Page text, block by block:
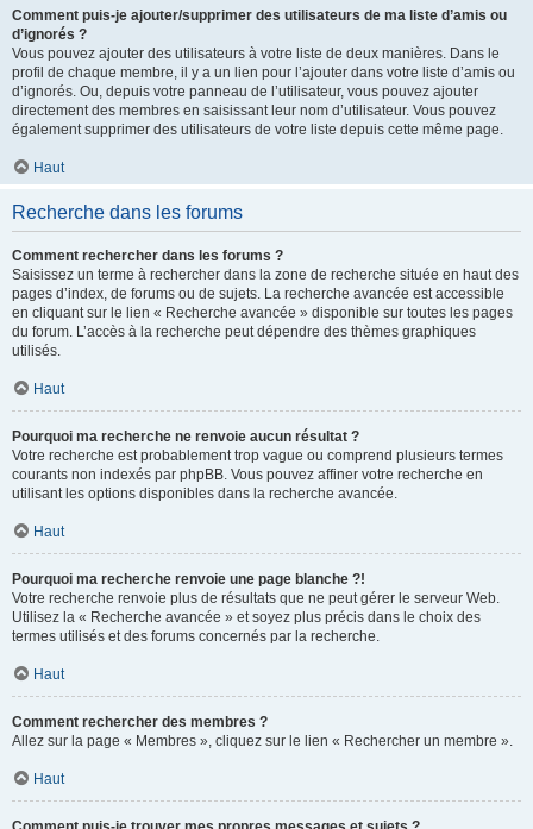
Comment puis-je ajouter/supprimer des utilisateurs de ma liste d’amis ou
d’ignorés ?
Vous pouvez ajouter des utilisateurs à votre liste de deux manières. Dans le
profil de chaque membre, il y a un lien pour l’ajouter dans votre liste d’amis ou
d’ignorés. Ou, depuis votre panneau de l’utilisateur, vous pouvez ajouter
directement des membres en saisissant leur nom d’utilisateur. Vous pouvez
également supprimer des utilisateurs de votre liste depuis cette même page.
Haut
Recherche dans les forums
Comment rechercher dans les forums ?
Saisissez un terme à rechercher dans la zone de recherche située en haut des
pages d’index, de forums ou de sujets. La recherche avancée est accessible
en cliquant sur le lien « Recherche avancée » disponible sur toutes les pages
du forum. L’accès à la recherche peut dépendre des thèmes graphiques
utilisés.
Haut
Pourquoi ma recherche ne renvoie aucun résultat ?
Votre recherche est probablement trop vague ou comprend plusieurs termes
courants non indexés par phpBB. Vous pouvez affiner votre recherche en
utilisant les options disponibles dans la recherche avancée.
Haut
Pourquoi ma recherche renvoie une page blanche ?!
Votre recherche renvoie plus de résultats que ne peut gérer le serveur Web.
Utilisez la « Recherche avancée » et soyez plus précis dans le choix des
termes utilisés et des forums concernés par la recherche.
Haut
Comment rechercher des membres ?
Allez sur la page « Membres », cliquez sur le lien « Rechercher un membre ».
Haut